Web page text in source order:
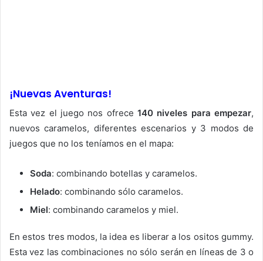
¡Nuevas Aventuras!
Esta vez el juego nos ofrece 140 niveles para empezar,
nuevos caramelos, diferentes escenarios y 3 modos de
juegos que no los teníamos en el mapa:
Soda: combinando botellas y caramelos.
Helado: combinando sólo caramelos.
Miel: combinando caramelos y miel.
En estos tres modos, la idea es liberar a los ositos gummy.
Esta vez las combinaciones no sólo serán en líneas de 3 o